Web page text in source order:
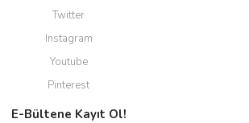
Twitter
Instagram
Youtube
Pinterest
E-Bültene Kayıt Ol!